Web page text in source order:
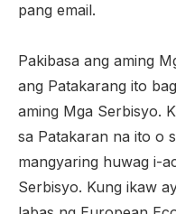
pang email.
Pakibasa ang aming
ang Patakarang ito
aming Mga Serbisyo.
sa Patakaran na ito o
mangyaring huwag i-
Serbisyo. Kung ikaw